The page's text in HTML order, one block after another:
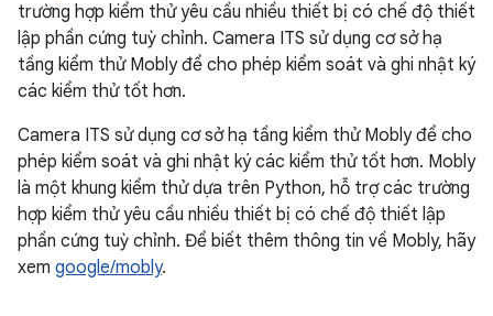
trường hợp kiểm thử yêu cầu nhiều thiết bị có chế độ thiết
lập phần cứng tuỳ chỉnh. Camera ITS sử dụng cơ sở hạ
tầng kiểm thử Mobly để cho phép kiểm soát và ghi nhật ký
các kiểm thử tốt hơn.
Camera ITS sử dụng cơ sở hạ tầng kiểm thử Mobly để cho
phép kiểm soát và ghi nhật ký các kiểm thử tốt hơn. Mobly
là một khung kiểm thử dựa trên Python, hỗ trợ các trường
hợp kiểm thử yêu cầu nhiều thiết bị có chế độ thiết lập
phần cứng tuỳ chỉnh. Để biết thêm thông tin về Mobly, hãy
xem google/mobly.